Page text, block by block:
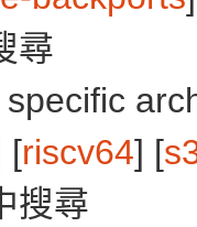
尋
[riscv64] [
搜尋